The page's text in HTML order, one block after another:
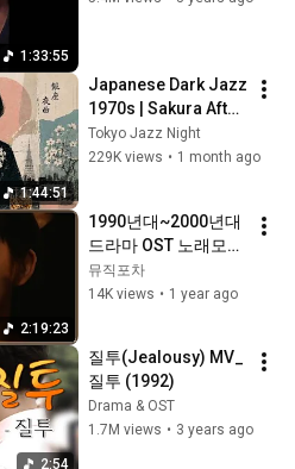
1:33:55
1:44:51
Japanese Dark Jazz
1970s | Sakura After
Midnight
Tokyo Jazz Night
229K views • 1 month ago
2:19:23
1990년대~2000년대
드라마 OST 노래모음
｜추억의 발라드 인기
가요 히트곡 뮤비 모
박효신 서영은 🎧 광
고없는 명곡 연속듣기
뮤직포차
14K views • 1 year ago
2:54
질투(Jealousy) MV_
질투 (1992)
Drama & OST
1.7M views • 3 years ago